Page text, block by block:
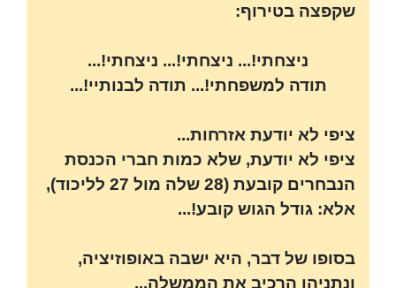
שקפצה בטירוף:
ניצחתי!... ניצחתי!... ניצחתי!...
תודה למשפחתי!... תודה לבנותיי!...
ציפי לא יודעת אזרחות...
ציפי לא יודעת, שלא כמות חברי הכנסת
הנבחרים קובעת (28 שלה מול 27 לליכוד),
אלא: גודל הגוש קובע!...
בסופו של דבר, היא ישבה באופוזיציה,
ונתניהו הרכיב את הממשלה...